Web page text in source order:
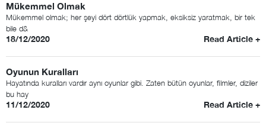
Mükemmel Olmak
Mükemmel olmak; her şeyi dört dörtlük yapmak, eksiksiz yaratmak, bir tek
bile d&
18/12/2020 Read Article +
Oyunun Kuralları
Hayatında kuralları vardır aynı oyunlar gibi. Zaten bütün oyunlar, filmler, diziler
bu hay
11/12/2020 Read Article +